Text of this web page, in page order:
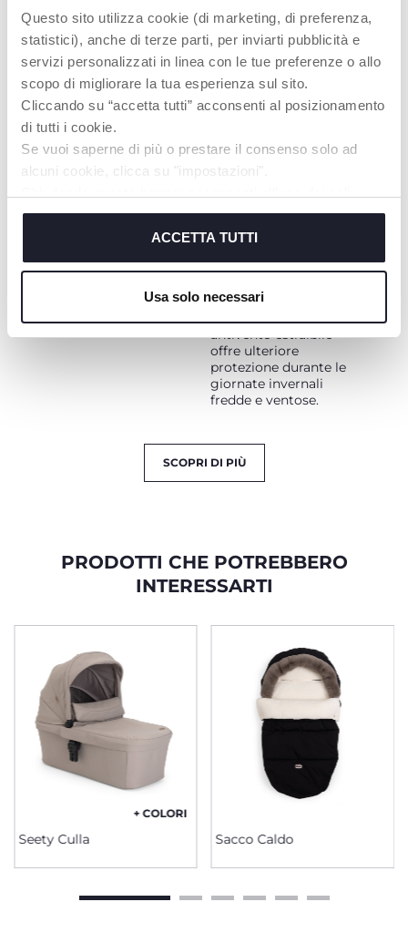
Questo sito utilizza cookie (di marketing, di preferenza,
statistici), anche di terze parti, per inviarti pubblicità e
servizi personalizzati in linea con le tue preferenze o allo
scopo di migliorare la tua esperienza sul sito.
Cliccando su “accetta tutti” acconsenti al posizionamento
di tutti i cookie.
Se vuoi saperne di più o prestare il consenso solo ad
alcuni cookie, clicca su "impostazioni".
cookie tecnici, indispensabili per fruire del servizio
ACCETTA TUTTI
Usa solo necessari
COMODITÀ
Facilmente
agganciabile al telaio
del passeggino senza
adattatori. Si sgancia
pratici memory
buttons.
COMFORT PER
TUTTE LE
La culla è
completamente
qualsiasi condizione
aperture in rete sulla
per garantire la
dell'aria durante i
giorni caldi; l'aletta
antivento estraibile
offre ulteriore
protezione durante le
giornate invernali
fredde e ventose.
SCOPRI DI PIÙ
PRODOTTI CHE POTREBBERO
INTERESSARTI
+ COLORI
Seety Culla Sacco Caldo